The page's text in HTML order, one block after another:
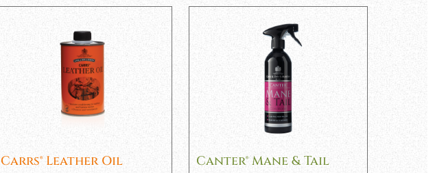
Carrs® Leather Oil Canter® Mane & Tail